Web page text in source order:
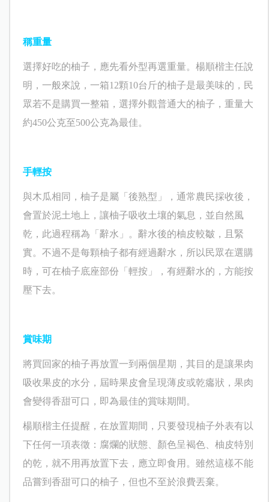
稱重量
選擇好吃的柚子，應先看外型再選重量。楊順楷主任說
明，一般來說，一箱12顆10台斤的柚子是最美味的，民
眾若不是購買一整箱，選擇外觀普通大的柚子，重量大
約450公克至500公克為最佳。
手輕按
與木瓜相同，柚子是屬「後熟型」，通常農民採收後，
會置於泥土地上，讓柚子吸收土壤的氣息，並自然風
乾，此過程稱為「辭水」。辭水後的柚皮較皺，且緊
實。不過不是每顆柚子都有經過辭水，所以民眾在選購
時，可在柚子底座部份「輕按」，有經辭水的，方能按
壓下去。
賞味期
將買回家的柚子再放置一到兩個星期，其目的是讓果肉
吸收果皮的水分，屆時果皮會呈現薄皮或乾癟狀，果肉
會變得香甜可口，即為最佳的賞味期間。
楊順楷主任提醒，在放置期間，只要發現柚子外表有以
下任何一項表徵：腐爛的狀態、顏色呈褐色、柚皮特別
的乾，就不用再放置下去，應立即食用。雖然這樣不能
品嘗到香甜可口的柚子，但也不至於浪費丟棄。